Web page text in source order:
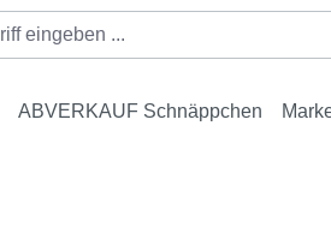
ABVERKAUF Schnäppchen